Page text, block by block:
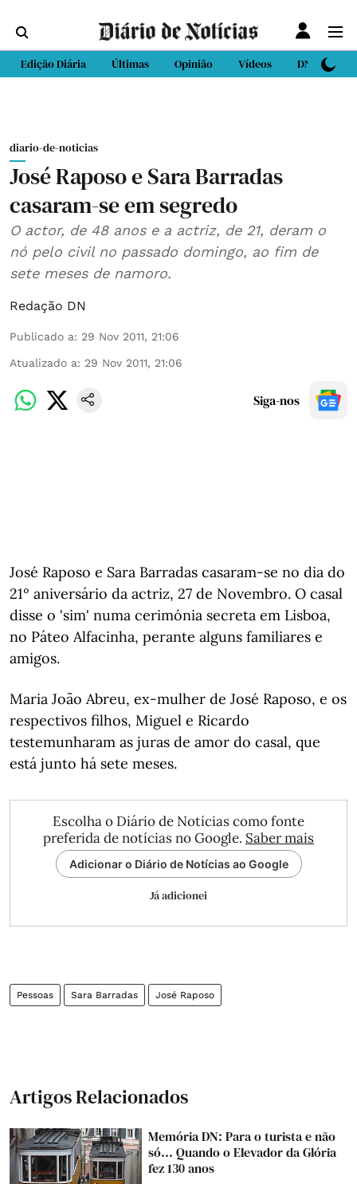
Edição Diária Últimas Opinião Vídeos DN Sport
diario-de-noticias
José Raposo e Sara Barradas
casaram-se em segredo
O actor, de 48 anos e a actriz, de 21, deram o
nó pelo civil no passado domingo, ao fim de
sete meses de namoro.
Redação DN
Publicado a: 29 Nov 2011, 21:06
Atualizado a: 29 Nov 2011, 21:06
Siga-nos
José Raposo e Sara Barradas casaram-se no dia do
21º aniversário da actriz, 27 de Novembro. O casal
disse o 'sim' numa cerimónia secreta em Lisboa,
no Páteo Alfacinha, perante alguns familiares e
amigos.
Maria João Abreu, ex-mulher de José Raposo, e os
respectivos filhos, Miguel e Ricardo
testemunharam as juras de amor do casal, que
está junto há sete meses.
Escolha o Diário de Notícias como fonte
preferida de notícias no Google. Saber mais
Adicionar o Diário de Notícias ao Google
Já adicionei
Pessoas Sara Barradas José Raposo
Artigos Relacionados
Memória DN: Para o turista e não
só... Quando o Elevador da Glória
fez 130 anos